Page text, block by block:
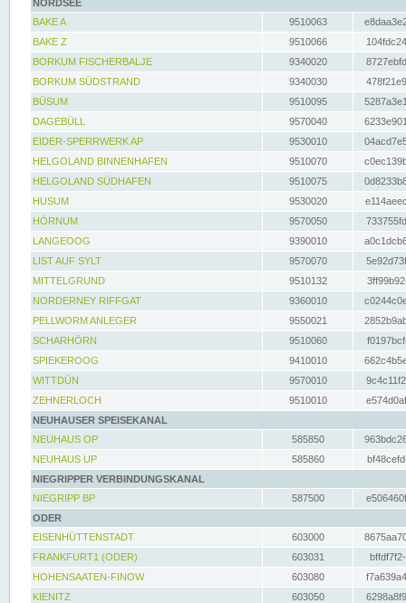
NORDSEE
BAKE A
9510063
BAKE Z
9510066
BORKUM FISCHERBALJE
9340020
BORKUM SÜDSTRAND
9340030
BÜSUM
9510095
DAGEBÜLL
9570040
EIDER-SPERRWERK AP
9530010
HELGOLAND BINNENHAFEN
9510070
HELGOLAND SÜDHAFEN
9510075
HUSUM
9530020
HÖRNUM
9570050
LANGEOOG
9390010
LIST AUF SYLT
9570070
MITTELGRUND
9510132
NORDERNEY RIFFGAT
9360010
PELLWORM ANLEGER
9550021
SCHARHÖRN
9510060
SPIEKEROOG
9410010
WITTDÜN
9570010
ZEHNERLOCH
9510010
NEUHAUSER SPEISEKANAL
NEUHAUS OP
585850
NEUHAUS UP
585860
NIEGRIPPER VERBINDUNGSKANAL
NIEGRIPP BP
587500
ODER
EISENHÜTTENSTADT
603000
FRANKFURT1 (ODER)
603031
HOHENSAATEN-FINOW
603080
KIENITZ
603050